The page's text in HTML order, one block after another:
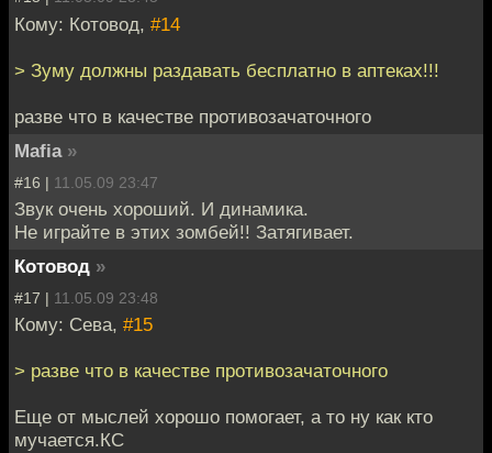
Кому: Котовод, #14
> Зуму должны раздавать бесплатно в аптеках!!!
разве что в качестве противозачаточного
Mafia »
#16 | 11.05.09 23:47
Звук очень хороший. И динамика.
Не играйте в этих зомбей!! Затягивает.
Котовод »
#17 | 11.05.09 23:48
Кому: Сева, #15
> разве что в качестве противозачаточного
Еще от мыслей хорошо помогает, а то ну как кто
мучается.КС